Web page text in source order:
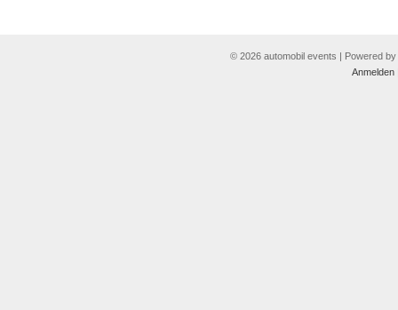
© 2026 automobil events | Powered by
Anmelden|